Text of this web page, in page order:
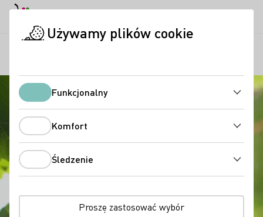
Używamy plików cookie
Funkcjonalny
Komfort
Śledzenie
Proszę zastosować wybór